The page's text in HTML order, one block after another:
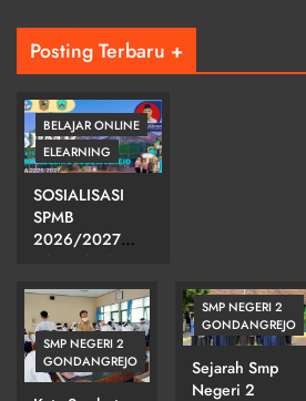
KEGIATAN
Upacara Hari Batik
Nasional
3 tahun ago
Posting Terbaru +
BELAJAR ONLINE
ELEARNING
SOSIALISASI
SPMB
2026/2027
KABUPATEN
DI SMPN 2
GONDANGREJO
SMP NEGERI 2
GONDANGREJO
SMP NEGERI 2
GONDANGREJO
Sejarah Smp
Negeri 2